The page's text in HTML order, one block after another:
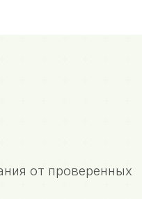
от проверенных